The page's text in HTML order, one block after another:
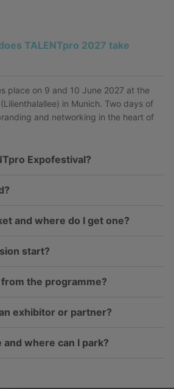
TALENTpro 2027 take
place on 9 and 10 June 2027 at the
in Munich. Two days of
and networking in the heart of
Expofestival?
and where do I get one?
start?
the programme?
exhibitor or partner?
where can I park?